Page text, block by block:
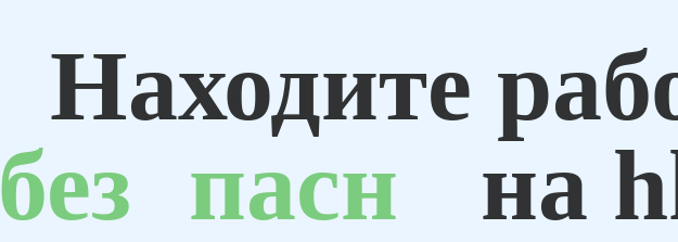
Находите
без пасн на